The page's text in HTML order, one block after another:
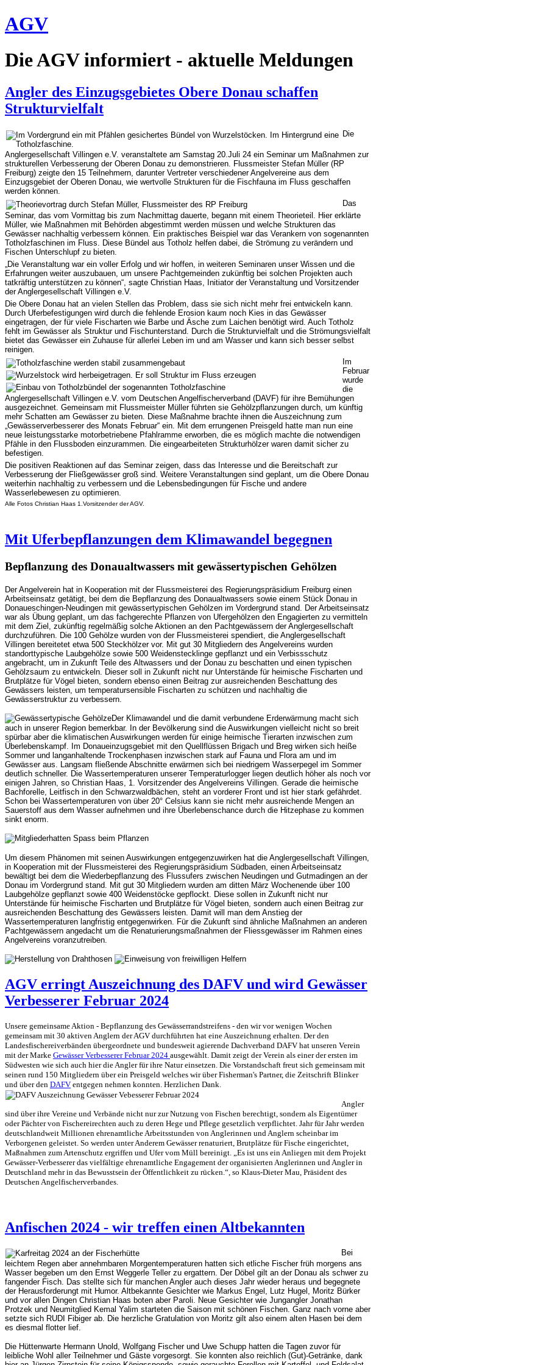
AGV
Die AGV informiert - aktuelle Meldungen
Angler des Einzugsgebietes Obere Donau schaffen
Strukturvielfalt
Die
Anglergesellschaft Villingen e.V. veranstaltete am Samstag 20.Juli 24 ein Seminar um Maßnahmen zur
strukturellen Verbesserung der Oberen Donau zu demonstrieren. Flussmeister Stefan Müller (RP
Freiburg) zeigte den 15 Teilnehmern, darunter Vertreter verschiedener Angelvereine aus dem
Einzugsgebiet der Oberen Donau, wie wertvolle Strukturen für die Fischfauna im Fluss geschaffen
werden können.
Das
Seminar, das vom Vormittag bis zum Nachmittag dauerte, begann mit einem Theorieteil. Hier erklärte
Müller, wie Maßnahmen mit Behörden abgestimmt werden müssen und welche Strukturen das
Gewässer nachhaltig verbessern können. Ein praktisches Beispiel war das Verankern von sogenannten
Totholzfaschinen im Fluss. Diese Bündel aus Totholz helfen dabei, die Strömung zu verändern und
Fischen Unterschlupf zu bieten.
„Die Veranstaltung war ein voller Erfolg und wir hoffen, in weiteren Seminaren unser Wissen und die
Erfahrungen weiter auszubauen, um unsere Pachtgemeinden zukünftig bei solchen Projekten auch
tatkräftig unterstützen zu können“, sagte Christian Haas, Initiator der Veranstaltung und Vorsitzender
der Anglergesellschaft Villingen e.V.
Die Obere Donau hat an vielen Stellen das Problem, dass sie sich nicht mehr frei entwickeln kann.
Durch Uferbefestigungen wird durch die fehlende Erosion kaum noch Kies in das Gewässer
eingetragen, der für viele Fischarten wie Barbe und Äsche zum Laichen benötigt wird. Auch Totholz
fehlt im Gewässer als Struktur und Fischunterstand. Durch die Strukturvielfalt und die Strömungsvielfalt
bietet das Gewässer ein Zuhause für allerlei Leben im und am Wasser und kann sich besser selbst
reinigen.
Im
Februar
wurde
die
Anglergesellschaft Villingen e.V. vom Deutschen Angelfischerverband (DAVF) für ihre Bemühungen
ausgezeichnet. Gemeinsam mit Flussmeister Müller führten sie Gehölzpflanzungen durch, um künftig
mehr Schatten am Gewässer zu bieten. Diese Maßnahme brachte ihnen die Auszeichnung zum
„Gewässerverbesserer des Monats Februar“ ein. Mit dem errungenen Preisgeld hatte man nun eine
neue leistungsstarke motorbetriebene Pfahlramme erworben, die es möglich machte die notwendigen
Pfähle in den Flussboden einzurammen. Die eingearbeiteten Strukturhölzer waren damit sicher zu
befestigen.
Die positiven Reaktionen auf das Seminar zeigen, dass das Interesse und die Bereitschaft zur
Verbesserung der Fließgewässer groß sind. Weitere Veranstaltungen sind geplant, um die Obere Donau
weiterhin nachhaltig zu verbessern und die Lebensbedingungen für Fische und andere
Wasserlebewesen zu optimieren.
Alle Fotos Christian Haas 1.Vorsitzender der AGV.
Mit Uferbepflanzungen dem Klimawandel begegnen
Bepflanzung des Donaualtwassers mit gewässertypischen Gehölzen
Der Angelverein hat in Kooperation mit der Flussmeisterei des Regierungspräsidium Freiburg einen
Arbeitseinsatz getätigt, bei dem die Bepflanzung des Donaualtwassers sowie einem Stück Donau in
Donaueschingen-Neudingen mit gewässertypischen Gehölzen im Vordergrund stand. Der Arbeitseinsatz
war als Übung geplant, um das fachgerechte Pflanzen von Ufergehölzen den Engagierten zu vermitteln
mit dem Ziel, zukünftig regelmäßig solche Aktionen an den Pachtgewässern der Anglergesellschaft
durchzuführen. Die 100 Gehölze wurden von der Flussmeisterei spendiert, die Anglergesellschaft
Villingen bereitetet etwa 500 Steckhölzer vor. Mit gut 30 Mitgliedern des Angelvereins wurden
standorttypische Laubgehölze sowie 500 Weidenstecklinge gepflanzt und ein Verbissschutz
angebracht, um in Zukunft Teile des Altwassers und der Donau zu beschatten und einen typischen
Gehölzsaum zu entwickeln. Dieser soll in Zukunft nicht nur Unterstände für heimische Fischarten und
Brutplätze für Vögel bieten, sondern ebenso einen Beitrag zur ausreichenden Beschattung des
Gewässers leisten, um temperatursensible Fischarten zu schützen und nachhaltig die
Gewässerstruktur zu verbessern.
Der Klimawandel und die damit verbundene Erderwärmung macht sich
auch in unserer Region bemerkbar. In der Bevölkerung sind die Auswirkungen vielleicht nicht so breit
spürbar aber die klimatischen Auswirkungen werden für einige heimische Tierarten inzwischen zum
Überlebenskampf. Im Donaueinzugsgebiet mit den Quellflüssen Brigach und Breg wirken sich heiße
Sommer und langanhaltende Trockenphasen inzwischen stark auf Fauna und Flora am und im
Gewässer aus. Langsam fließende Abschnitte erwärmen sich bei niedrigem Wasserpegel im Sommer
deutlich schneller. Die Wassertemperaturen unserer Temperaturlogger liegen deutlich höher als noch vor
einigen Jahren, so Christian Haas, 1. Vorsitzender des Angelvereins Villingen. Gerade die heimische
Bachforelle, Leitfisch in den Schwarzwaldbächen, steht an vorderer Front und ist hier stark gefährdet.
Schon bei Wassertemperaturen von über 20° Celsius kann sie nicht mehr ausreichende Mengen an
Sauerstoff aus dem Wasser aufnehmen und ihre Überlebenschance durch die Hitzephase zu kommen
sinkt enorm.
Um diesem Phänomen mit seinen Auswirkungen entgegenzuwirken hat die Anglergesellschaft Villingen,
in Kooperation mit der Flussmeisterei des Regierungspräsidium Südbaden, einen Arbeitseinsatz
bewältigt bei dem die Wiederbepflanzung des Flussufers zwischen Neudingen und Gutmadingen an der
Donau im Vordergrund stand. Mit gut 30 Mitgliedern wurden am ditten März Wochenende über 100
Laubgehölze gepflanzt sowie 400 Weidenstöcke gepflockt. Diese sollen in Zukunft nicht nur
Unterstände für heimische Fischarten und Brutplätze für Vögel bieten, sondern auch einen Beitrag zur
ausreichenden Beschattung des Gewässers leisten. Damit will man dem Anstieg der
Wassertemperaturen langfristig entgegenwirken. Für die Zukunft sind ähnliche Maßnahmen an anderen
Pachtgewässern angedacht um die Renaturierungsmaßnahmen der Fliessgewässer im Rahmen eines
Angelvereins voranzutreiben.
AGV erringt Auszeichnung des DAFV und wird Gewässer
Verbesserer Februar 2024
Unsere gemeinsame Aktion - Bepflanzung des Gewässerrandstreifens - den wir vor wenigen Wochen
gemeinsam mit 30 aktiven Anglern der AGV durchführten hat eine Auszeichnung erhalten. Der den
Landesfischereiverbänden übergeordnete und bundesweit agierende Dachverband DAFV hat unseren Verein
mit der Marke Gewässer Verbesserer Februar 2024 ausgewählt. Damit zeigt der Verein als einer der ersten im
Südwesten wie sich auch hier die Angler für ihre Natur einsetzen. Die Vorstandschaft freut sich gemeinsam mit
seinen rund 150 Mitgliedern über ein Preisgeld welches wir über Fisherman's Partner, die Zeitschrift Blinker
und über den DAFV entgegen nehmen konnten. Herzlichen Dank.
Angler
sind über ihre Vereine und Verbände nicht nur zur Nutzung von Fischen berechtigt, sondern als Eigentümer
oder Pächter von Fischereirechten auch zu deren Hege und Pflege gesetzlich verpflichtet. Jahr für Jahr werden
deutschlandweit Millionen ehrenamtliche Arbeitsstunden von Anglerinnen und Anglern scheinbar im
Verborgenen geleistet. So werden unter Anderem Gewässer renaturiert, Brutplätze für Fische eingerichtet,
Maßnahmen zum Artenschutz ergriffen und Ufer vom Müll bereinigt. „Es ist uns ein Anliegen mit dem Projekt
Gewässer-Verbesserer das vielfältige ehrenamtliche Engagement der organisierten Anglerinnen und Angler in
Deutschland mehr in das Bewusstsein der Öffentlichkeit zu rücken.“, so Klaus-Dieter Mau, Präsident des
Deutschen Angelfischerverbandes.
Anfischen 2024 - wir treffen einen Altbekannten
Bei
leichtem Regen aber annehmbaren Morgentemperaturen hatten sich etliche Fischer früh morgens ans
Wasser begeben um den Ernst Weggerle Teller zu ergattern. Der Döbel gilt an der Donau als schwer zu
fangender Fisch. Das stellte sich für manchen Angler auch dieses Jahr wieder heraus und begegnete
der Herausforderungt mit Humor. Altbekannte Gesichter wie Markus Engel, Lutz Hugel, Moritz Bürker
und vor allen Dingen Christian Haas boten aber Paroli. Neue Gesichter wie Jungangler Jonathan
Protzek und Neumitglied Kemal Yalim starteten die Saison mit schönen Fischen. Ganz nach vorne aber
setzte sich RUDI Fibiger ab. Die herzliche Gratulation von Moritz gilt also einem alten Hasen bei dem
es diesmal flotter lief.
Die Hüttenwarte Hermann Unold, Wolfgang Fischer und Uwe Schupp hatten die Tagen zuvor für
leibliche Wohl aller Teilnehmer und Gäste vorgesorgt. Sie konnten also reichlich (Gut)-Getränke, dank